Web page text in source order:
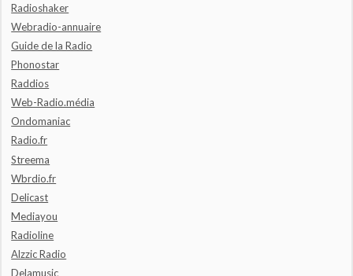
Radioshaker
Webradio-annuaire
Guide de la Radio
Phonostar
Raddios
Web-Radio.média
Ondomaniac
Radio.fr
Streema
Wbrdio.fr
Delicast
Mediayou
Radioline
Alzzic Radio
Delamusic